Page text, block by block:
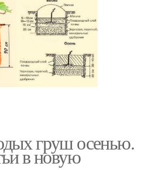
груш осенью.
в новую